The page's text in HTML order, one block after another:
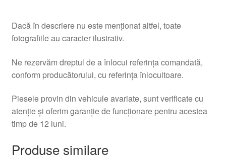
Dacă în descriere nu este menționat altfel, toate
fotografiile au caracter ilustrativ.
Ne rezervăm dreptul de a înlocui referința comandată,
conform producătorului, cu referința înlocuitoare.
Piesele provin din vehicule avariate, sunt verificate cu
atenție și oferim garanție de funcționare pentru acestea
timp de 12 luni.
Produse similare